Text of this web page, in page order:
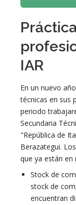
IAR
En un nuevo
técnicas en sus
periodo
Secundaria
"República de
Berazategui.
que ya están en
Stock de
stock de
encuentran